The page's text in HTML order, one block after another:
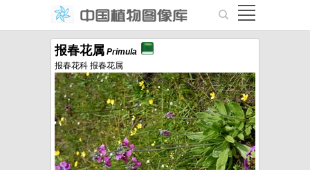
报春花属 Primula
报春花科 报春花属